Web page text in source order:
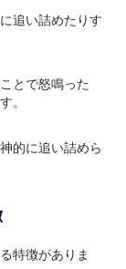
追い詰めたりす
とで怒鳴った
。
的に追い詰めら
特徴がありま